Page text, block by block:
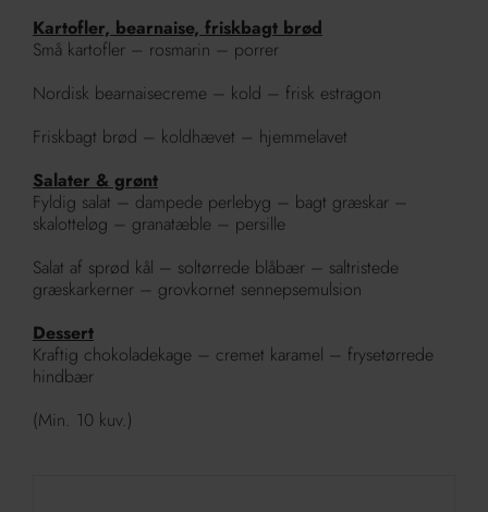
Kartofler, bearnaise, friskbagt brød
Små kartofler – rosmarin – porrer
Nordisk bearnaisecreme – kold – frisk estragon
Friskbagt brød – koldhævet – hjemmelavet
Salater & grønt
Fyldig salat – dampede perlebyg – bagt græskar –
skalotteløg – granatæble – persille
Salat af sprød kål – soltørrede blåbær – saltristede
græskarkerner – grovkornet sennepsemulsion
Dessert
Kraftig chokoladekage – cremet karamel – frysetørrede
hindbær
(Min. 10 kuv.)